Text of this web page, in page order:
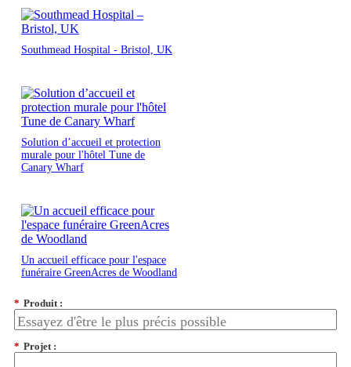
Southmead Hospital - Bristol, UK
Solution d’accueil et protection
murale pour l'hôtel Tune de
Canary Wharf
Un accueil efficace pour l'espace
funéraire GreenAcres de Woodland
* Produit :
* Projet :